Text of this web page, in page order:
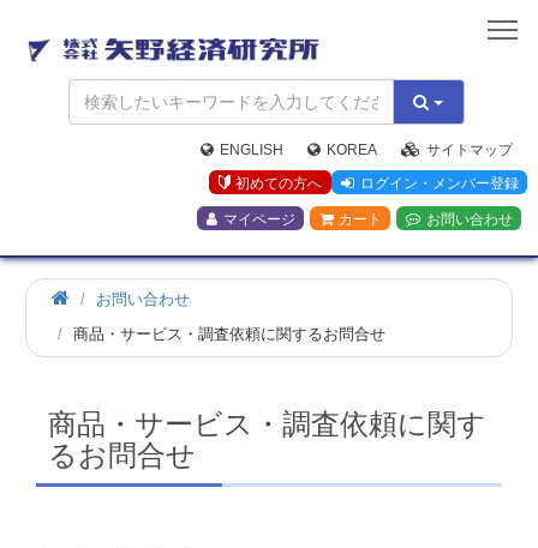
矢
野
経
済
研
究
所
ENGLISH KOREA
サイトマップ
初めての方へ
ログイン・メンバー登録
マイページ カート お問い合わせ
お問い合わせ
商品・サービス・調査依頼に関するお問合せ
商品・サービス・調査依頼に関す
るお問合せ